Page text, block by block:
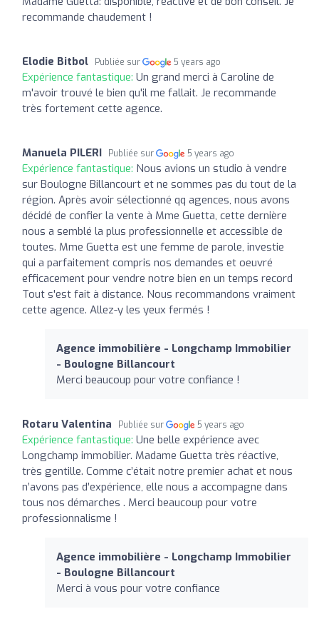
recommande chaudement !
Elodie Bitbol Publiée sur 5 years ago
Expérience fantastique: Un grand merci à Caroline de
m'avoir trouvé le bien qu'il me fallait. Je recommande
très fortement cette agence.
Manuela PILERI Publiée sur 5 years ago
Expérience fantastique: Nous avions un studio à vendre
sur Boulogne Billancourt et ne sommes pas du tout de la
région. Après avoir sélectionné qq agences, nous avons
décidé de confier la vente à Mme Guetta, cette dernière
nous a semblé la plus professionnelle et accessible de
toutes. Mme Guetta est une femme de parole, investie
qui a parfaitement compris nos demandes et oeuvré
efficacement pour vendre notre bien en un temps record
Tout s'est fait à distance. Nous recommandons vraiment
cette agence. Allez-y les yeux fermés !
Agence immobilière - Longchamp Immobilier
- Boulogne Billancourt
Merci beaucoup pour votre confiance !
Rotaru Valentina Publiée sur 5 years ago
Expérience fantastique: Une belle expérience avec
Longchamp immobilier. Madame Guetta très réactive,
très gentille. Comme c’était notre premier achat et nous
n’avons pas d’expérience, elle nous a accompagne dans
tous nos démarches . Merci beaucoup pour votre
professionnalisme !
Agence immobilière - Longchamp Immobilier
- Boulogne Billancourt
Merci à vous pour votre confiance